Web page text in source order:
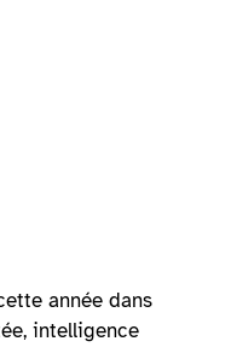
année dans
intelligence